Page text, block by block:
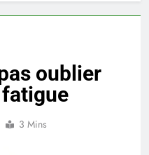
oublier
3 Mins